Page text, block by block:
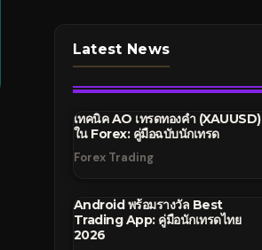
Latest News
เทคนิค AO เทรดทองคำ (XAUUSD)
ใน Forex: คู่มือฉบับนักเทรด
Forex Trading
Android พร้อมรางวัล Best
Trading App: คู่มือนักเทรดไทย
2026